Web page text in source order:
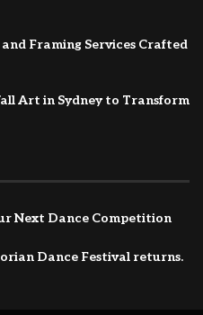
Framing Services Crafted
Art in Sydney to Transform
Next Dance Competition
Dance Festival returns.